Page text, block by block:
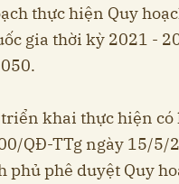
thực hiện Quy
gia thời kỳ 2021 -
khai thực hiện có
QĐ-TTg ngày 15/5/
phủ phê duyệt Quy